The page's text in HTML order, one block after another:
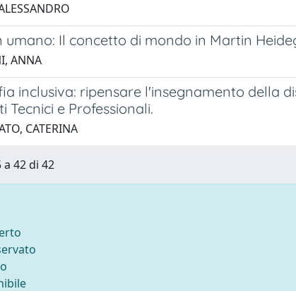
umano: Il concetto di mondo in Martin
ANNA
inclusiva: ripensare l'insegnamento della
Tecnici e Professionali.
CATERINA
42 di 42